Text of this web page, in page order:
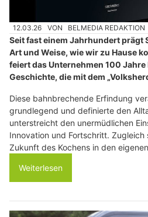
12.03.26 VON BELMEDIA REDAKTION
Seit fast einem Jahrhundert prägt
Art und Weise, wie wir zu Hause
feiert das Unternehmen 100 Jahre
Geschichte, die mit dem
Diese bahnbrechende Erfindung
grundlegend und definierte den
unterstreicht den unermüdlichen
Innovation und Fortschritt.
Zukunft des Kochens in den
Weiterlesen